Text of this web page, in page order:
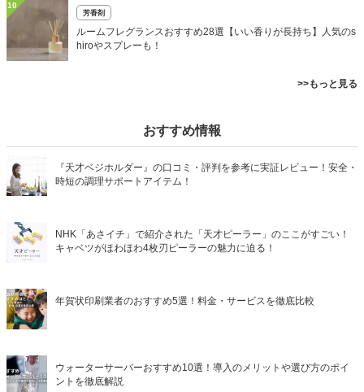
10
芳香剤
ルームフレグランスおすすめ28選【いい香りが長持ち】人気のs
hiroやスプレーも！
>>もっと見る
おすすめ情報
『天才ベジホルダー』の口コミ・評判を参考に実証レビュー！安全・
時短の調理サポートアイテム！
NHK「あさイチ」で紹介された「天才ピーラー」のここがすごい！
キャベツがほわほわ4枚刃ピーラーの魅力に迫る！
年賀状印刷業者のおすすめ5選！料金・サービスを徹底比較
ウォーターサーバーおすすめ10選！導入のメリットや選び方のポイ
ントを徹底解説